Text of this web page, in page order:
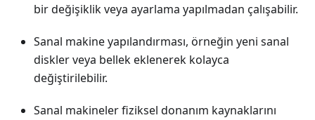
bir değişiklik veya ayarlama yapılmadan çalışabilir.
Sanal makine yapılandırması, örneğin yeni sanal
diskler veya bellek eklenerek kolayca
değiştirilebilir.
Sanal makineler fiziksel donanım kaynaklarını